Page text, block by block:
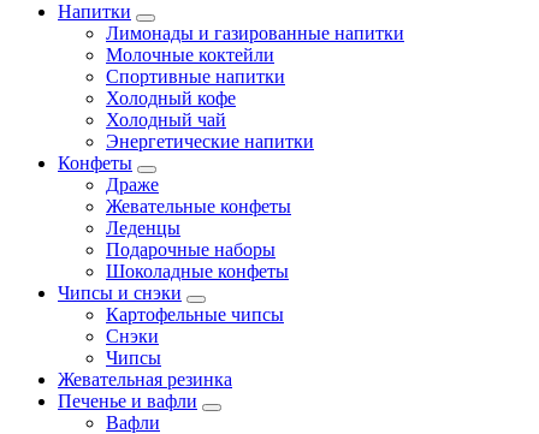
Напитки
Лимонады и газированные напитки
Молочные коктейли
Спортивные напитки
Холодный кофе
Холодный чай
Энергетические напитки
Конфеты
Драже
Жевательные конфеты
Леденцы
Подарочные наборы
Шоколадные конфеты
Чипсы и снэки
Картофельные чипсы
Снэки
Чипсы
Жевательная резинка
Печенье и вафли
Вафли